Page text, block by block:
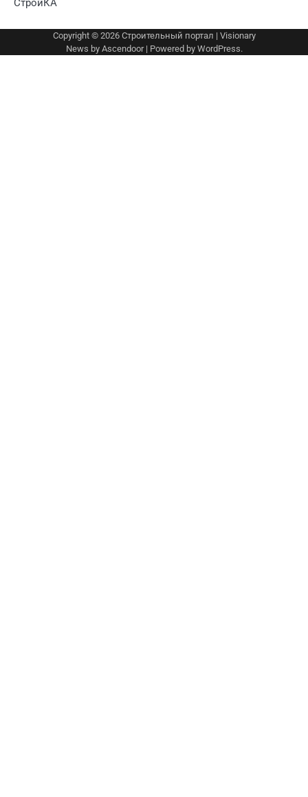
СтройКА
Copyright © 2026 Строительный портал | Visionary
News by Ascendoor| Powered by WordPress.